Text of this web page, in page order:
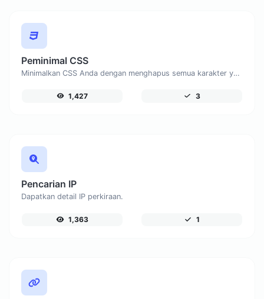
Peminimal CSS
Minimalkan CSS Anda dengan menghapus semua karakter yang tidak perlu.
1,427 3
Pencarian IP
Dapatkan detail IP perkiraan.
1,363 1